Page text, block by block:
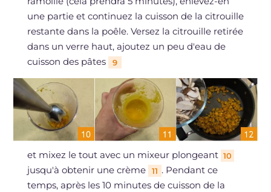
une partie et continuez la cuisson de la citrouille
restante dans la poêle. Versez la citrouille retirée
dans un verre haut, ajoutez un peu d'eau de
cuisson des pâtes
9
et mixez le tout avec un mixeur plongeant 10
jusqu'à obtenir une crème 11 . Pendant ce
temps, après les 10 minutes de cuisson de la